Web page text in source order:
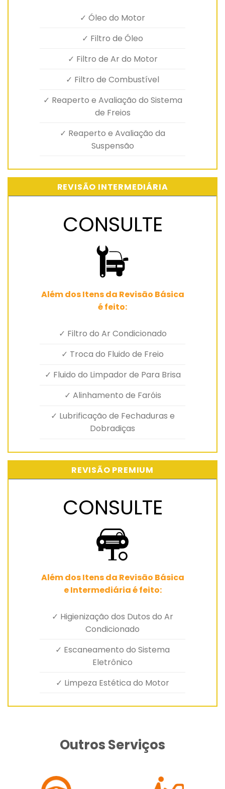
✓ Óleo do Motor
✓ Filtro de Óleo
✓ Filtro de Ar do Motor
✓ Filtro de Combustível
✓ Reaperto e Avaliação do Sistema
de Freios
✓ Reaperto e Avaliação da
Suspensão
REVISÃO INTERMEDIÁRIA
CONSULTE
Além dos Itens da Revisão Básica
é feito:
✓ Filtro do Ar Condicionado
✓ Troca do Fluido de Freio
✓ Fluido do Limpador de Para Brisa
✓ Alinhamento de Faróis
✓ Lubrificação de Fechaduras e
Dobradiças
REVISÃO PREMIUM
CONSULTE
Além dos Itens da Revisão Básica
e Intermediária é feito:
✓ Higienização dos Dutos do Ar
Condicionado
✓ Escaneamento do Sistema
Eletrônico
✓ Limpeza Estética do Motor
Outros Serviços